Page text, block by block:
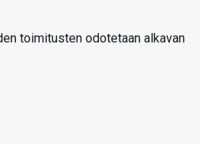
toimitusten odotetaan alkavan